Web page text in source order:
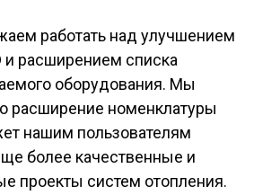
работать над улучшением
и расширением списка
оборудования. Мы
расширение номенклатуры
нашим пользователям
более качественные и
проекты систем отопления.